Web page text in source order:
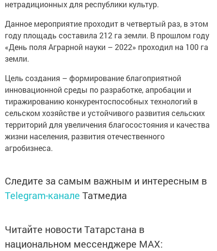
нетрадиционных для республики культур.
Данное мероприятие проходит в четвертый раз, в этом
году площадь составила 212 га земли. В прошлом году
«День поля Аграрной науки – 2022» проходил на 100 га
земли.
Цель создания – формирование благоприятной
инновационной среды по разработке, апробации и
тиражированию конкурентоспособных технологий в
сельском хозяйстве и устойчивого развития сельских
территорий для увеличения благосостояния и качества
жизни населения, развития отечественного
агробизнеса.
Следите за самым важным и интересным в
Telegram-канале Татмедиа
Читайте новости Татарстана в
национальном мессенджере MАХ: